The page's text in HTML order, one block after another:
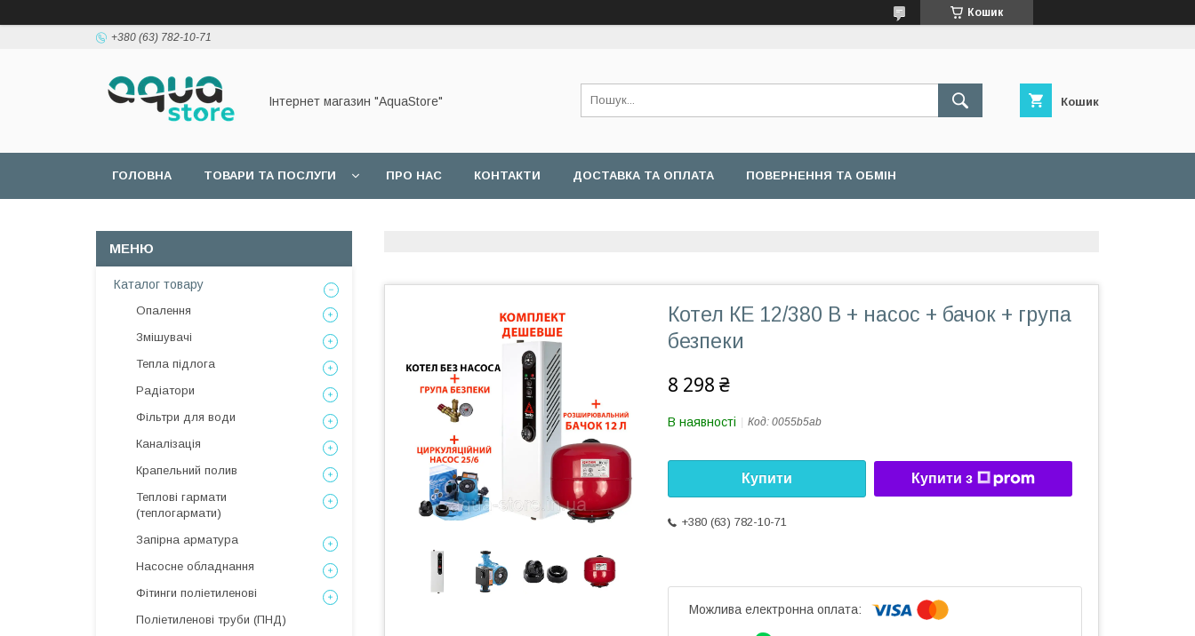
Кошик
+380 (63) 782-10-71
Інтернет магазин "AquaStore" Кошик
ГОЛОВНА ТОВАРИ ТА ПОСЛУГИ ПРО НАС КОНТАКТИ ДОСТАВКА ТА ОПЛАТА ПОВЕРНЕННЯ ТА ОБМІН
Котел КЕ 12/380 В + насос + бачок + група
безпеки
8 298 ₴
В наявності Код: 0055b5ab
Купити Купити з
+380 (63) 782-10-71
Каталог товару
Опалення
Змішувачі
Тепла підлога
Радіатори
Фільтри для води
Каналізація
Крапельний полив
Теплові гармати
(теплогармати)
Запірна арматура
Насосне обладнання
Фітинги поліетиленові
Поліетиленові труби (ПНД)